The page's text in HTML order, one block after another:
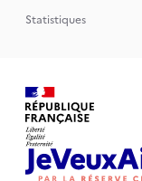
Statistiques